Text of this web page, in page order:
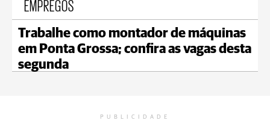
EMPREGOS
Trabalhe como montador de máquinas
em Ponta Grossa; confira as vagas desta
segunda
PUBLICIDADE